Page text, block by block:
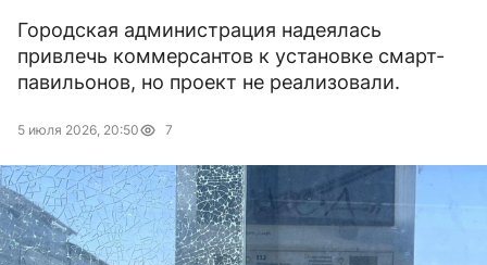
Городская администрация надеялась
привлечь коммерсантов к установке смарт-
павильонов, но проект не реализовали.
5 июля 2026, 20:50 7